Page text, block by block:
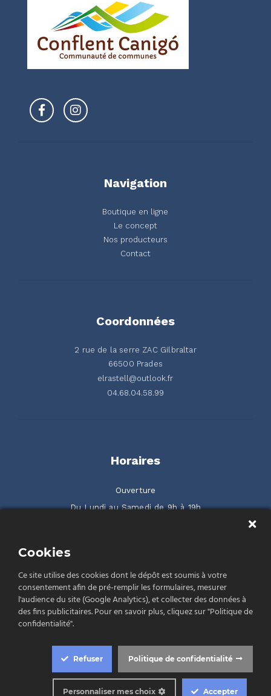
Navigation
Boutique en ligne
Le concept
Nos producteurs
Contact
Coordonnées
2 rue de la serre ZAC Gilbraltar
66500 Prades
elrastell@outlook.fr
04.68.04.58.99
Horaires
Ouverture
Du Lundi au Samedi de 9h à 19h
Mentions légales
© 2026 - El Rastell
Cookie Box Settings
Cookies
Ce site utilise des cookies dont le dépôt est soumis à votre
consentement afin de pré-remplir les formulaires, mesurer
l'audience du site (Google Analytics), et collecter des données à
des fins publicitaires. Pour en savoir plus, cliquez sur "Politique de
confidentialité".
Politique de confidentialité
Refuser
Accepter
Personnaliser mes choix